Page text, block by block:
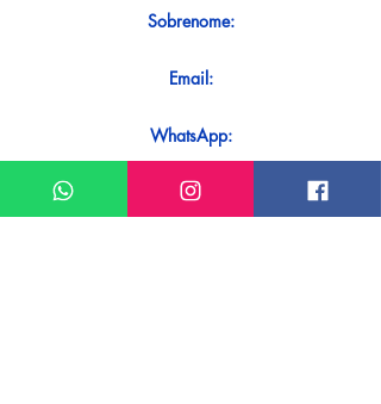
Sobrenome:
Email:
WhatsApp:
Mensagem: